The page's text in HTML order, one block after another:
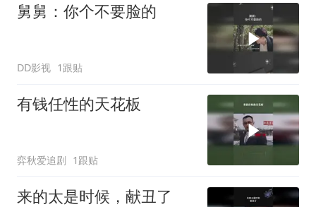
舅舅：你个不要脸的
DD影视 1跟贴
有钱任性的天花板
弈秋爱追剧 1跟贴
来的太是时候，献丑了